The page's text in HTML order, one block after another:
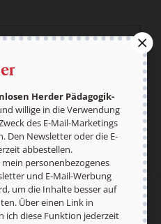
Datenschutz
Impressum
Herder Pädagogik-
willige in die Verwendung
des E-Mail-Marketings
Den Newsletter oder die E-
abbestellen.
personenbezogenes
und E-Mail-Werbung
um die Inhalte besser auf
Über einen Link in
ich diese Funktion jederzeit